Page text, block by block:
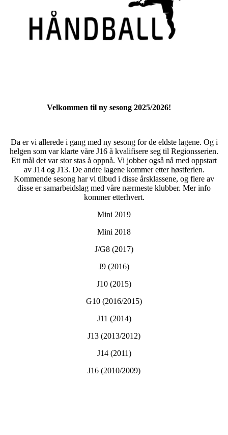
Velkommen til ny sesong 2025/2026!
Da er vi allerede i gang med ny sesong for de eldste lagene. Og i
helgen som var klarte våre J16 å kvalifisere seg til Regionsserien.
Ett mål det var stor stas å oppnå. Vi jobber også nå med oppstart
av J14 og J13. De andre lagene kommer etter høstferien.
Kommende sesong har vi tilbud i disse årsklassene, og flere av
disse er samarbeidslag med våre nærmeste klubber. Mer info
kommer etterhvert.
Mini 2019
Mini 2018
J/G8 (2017)
J9 (2016)
J10 (2015)
G10 (2016/2015)
J11 (2014)
J13 (2013/2012)
J14 (2011)
J16 (2010/2009)